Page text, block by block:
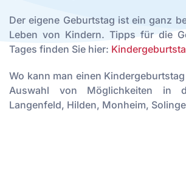
Der eigene Geburtstag ist ein ganz
Leben von Kindern. Tipps für die
Tages finden Sie hier:
Wo kann man einen
Auswahl von Möglichkeiten
Langenfeld, Hilden, Monheim,